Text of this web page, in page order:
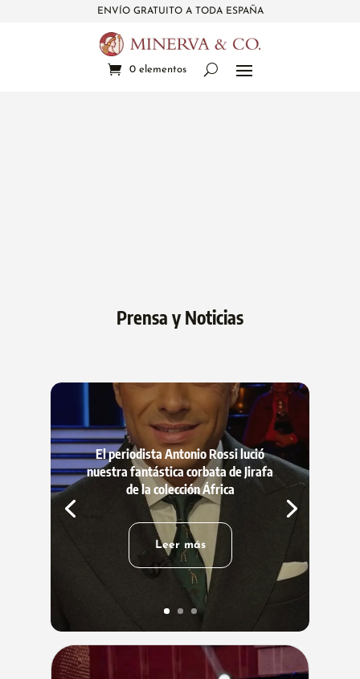
ENVÍO GRATUITO A TODA ESPAÑA
0 elementos
Prensa y Noticias
El periodista Antonio Rossi lució
nuestra fantástica corbata de Jirafa
de la colección África
Leer más